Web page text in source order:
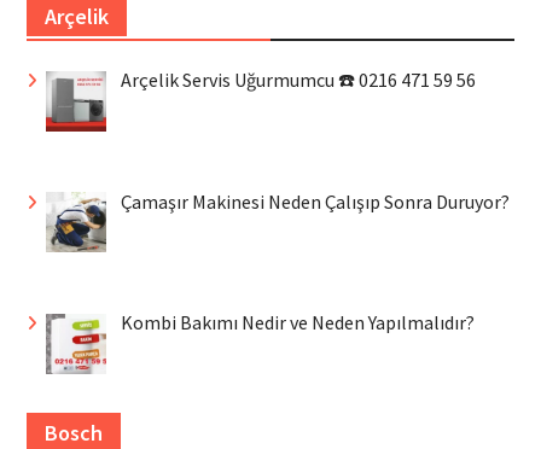
Arçelik
Arçelik Servis Uğurmumcu ☎️ 0216 471 59 56
Çamaşır Makinesi Neden Çalışıp Sonra Duruyor?
Kombi Bakımı Nedir ve Neden Yapılmalıdır?
Bosch